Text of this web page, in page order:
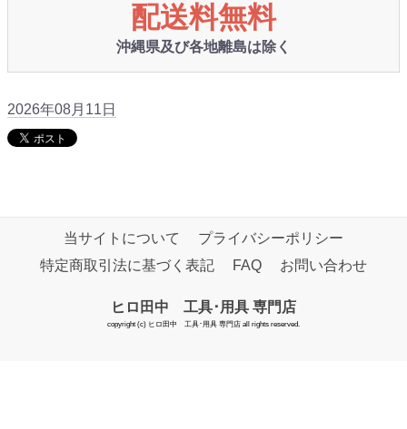
配送料無料
沖縄県及び各地離島は除く
2026年08月11日
当サイトについて
プライバシーポリシー
特定商取引法に基づく表記
FAQ お問い合わせ
ヒロ田中 工具･用具 専門店
copyright (c) ヒロ田中 工具･用具 専門店 all rights reserved.